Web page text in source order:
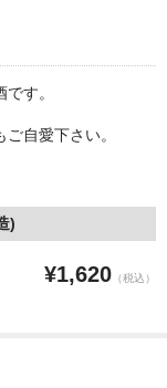
す。
自愛下さい。
)
¥1,620 （税込）